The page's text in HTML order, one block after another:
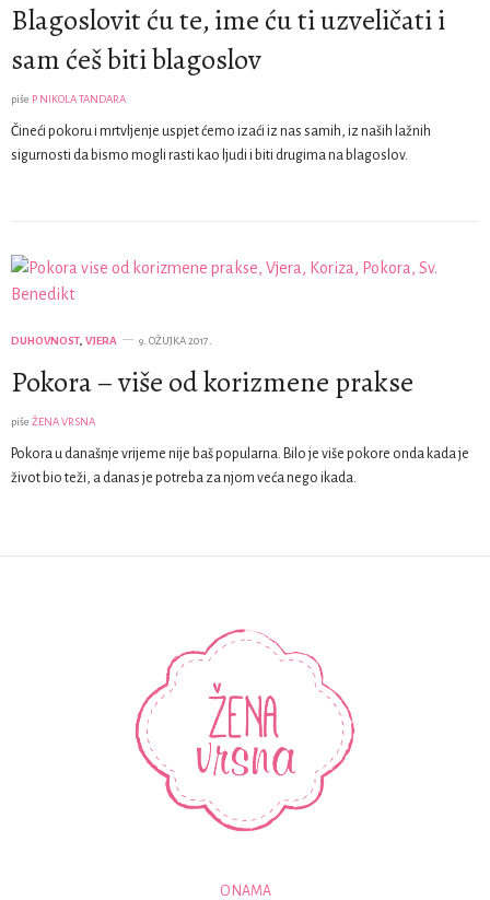
Blagoslovit ću te, ime ću ti uzveličati i
sam ćeš biti blagoslov
piše P NIKOLA TANDARA
Čineći pokoru i mrtvljenje uspjet ćemo izaći iz nas samih, iz naših lažnih
sigurnosti da bismo mogli rasti kao ljudi i biti drugima na blagoslov.
DUHOVNOST, VJERA 9. OŽUJKA 2017.
Pokora – više od korizmene prakse
piše ŽENA VRSNA
Pokora u današnje vrijeme nije baš popularna. Bilo je više pokore onda kada je
život bio teži, a danas je potreba za njom veća nego ikada.
O NAMA